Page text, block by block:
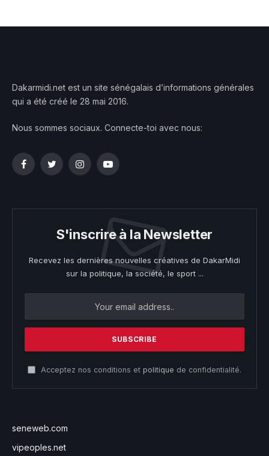
Dakarmidi.net est un site sénégalais d’informations générales
qui a été créé le 28 mai 2016.
Nous sommes sociaux. Connecte-toi avec nous:
FacebookTwitterInstagramYouTube
S'inscrire à la Newsletter
Recevez les dernières nouvelles créatives de DakarMidi
sur la politique, la société, le sport ...
Acceptez nos conditions et politique de confidentialité.
seneweb.com
vipeoples.net